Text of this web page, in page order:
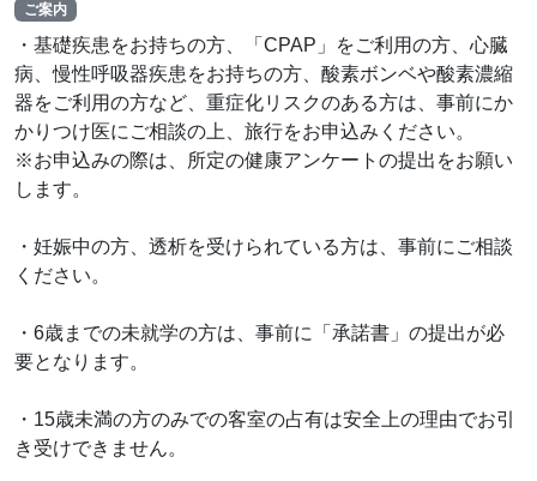
ご案内
・基礎疾患をお持ちの方、「CPAP」をご利用の方、心臓
病、慢性呼吸器疾患をお持ちの方、酸素ボンベや酸素濃縮
器をご利用の方など、重症化リスクのある方は、事前にか
かりつけ医にご相談の上、旅行をお申込みください。
※お申込みの際は、所定の健康アンケートの提出をお願い
します。
・妊娠中の方、透析を受けられている方は、事前にご相談
ください。
・6歳までの未就学の方は、事前に「承諾書」の提出が必
要となります。
・15歳未満の方のみでの客室の占有は安全上の理由でお引
き受けできません。